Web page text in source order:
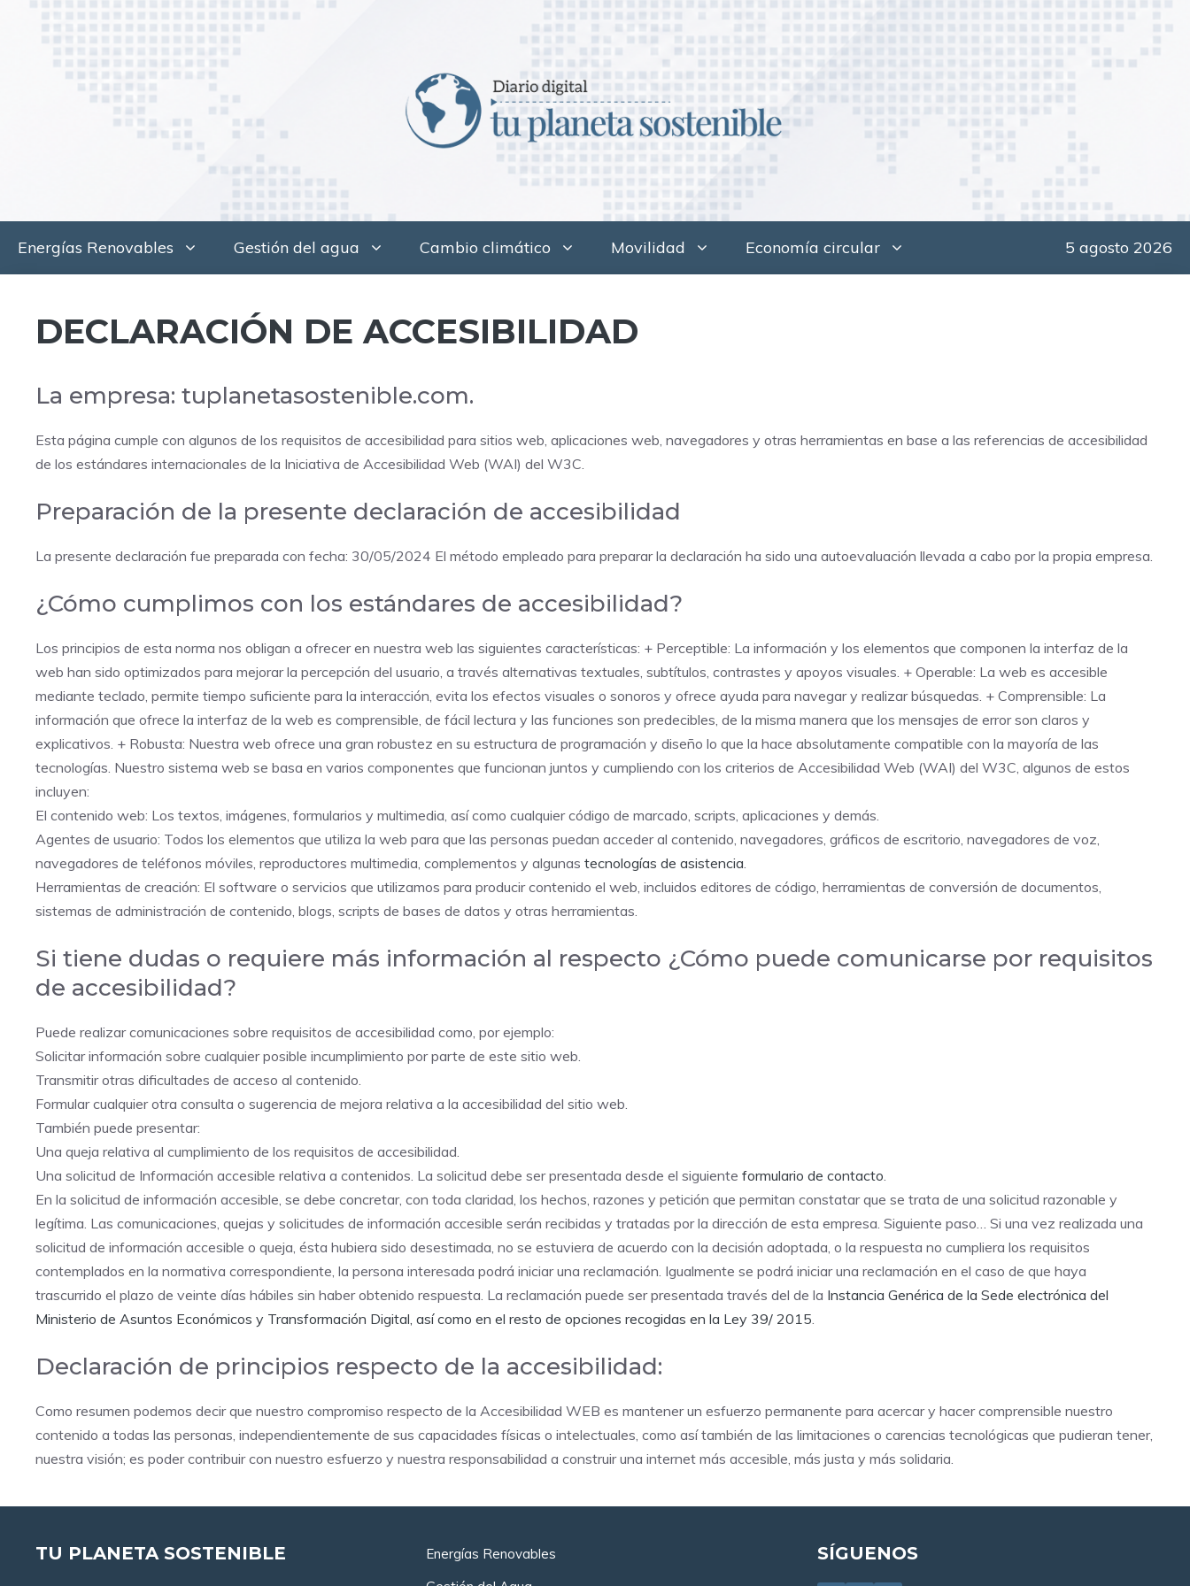
contenido
Energías Renovables Gestión del agua Cambio climático Movilidad Economía circular 5 agosto 2026
DECLARACIÓN DE ACCESIBILIDAD
La empresa: tuplanetasostenible.com.
Esta página cumple con algunos de los requisitos de accesibilidad para sitios web, aplicaciones web, navegadores y otras herramientas en base a las referencias de accesibilidad
de los estándares internacionales de la Iniciativa de Accesibilidad Web (WAI) del W3C.
Preparación de la presente declaración de accesibilidad
La presente declaración fue preparada con fecha: 30/05/2024 El método empleado para preparar la declaración ha sido una autoevaluación llevada a cabo por la propia empresa.
¿Cómo cumplimos con los estándares de accesibilidad?
Los principios de esta norma nos obligan a ofrecer en nuestra web las siguientes características: + Perceptible: La información y los elementos que componen la interfaz de la
web han sido optimizados para mejorar la percepción del usuario, a través alternativas textuales, subtítulos, contrastes y apoyos visuales. + Operable: La web es accesible
mediante teclado, permite tiempo suficiente para la interacción, evita los efectos visuales o sonoros y ofrece ayuda para navegar y realizar búsquedas. + Comprensible: La
información que ofrece la interfaz de la web es comprensible, de fácil lectura y las funciones son predecibles, de la misma manera que los mensajes de error son claros y
explicativos. + Robusta: Nuestra web ofrece una gran robustez en su estructura de programación y diseño lo que la hace absolutamente compatible con la mayoría de las
tecnologías. Nuestro sistema web se basa en varios componentes que funcionan juntos y cumpliendo con los criterios de Accesibilidad Web (WAI) del W3C, algunos de estos
incluyen:
El contenido web: Los textos, imágenes, formularios y multimedia, así como cualquier código de marcado, scripts, aplicaciones y demás.
Agentes de usuario: Todos los elementos que utiliza la web para que las personas puedan acceder al contenido, navegadores, gráficos de escritorio, navegadores de voz,
navegadores de teléfonos móviles, reproductores multimedia, complementos y algunas tecnologías de asistencia.
Herramientas de creación: El software o servicios que utilizamos para producir contenido el web, incluidos editores de código, herramientas de conversión de documentos,
sistemas de administración de contenido, blogs, scripts de bases de datos y otras herramientas.
Si tiene dudas o requiere más información al respecto ¿Cómo puede comunicarse por requisitos
de accesibilidad?
Puede realizar comunicaciones sobre requisitos de accesibilidad como, por ejemplo:
Solicitar información sobre cualquier posible incumplimiento por parte de este sitio web.
Transmitir otras dificultades de acceso al contenido.
Formular cualquier otra consulta o sugerencia de mejora relativa a la accesibilidad del sitio web.
También puede presentar:
Una queja relativa al cumplimiento de los requisitos de accesibilidad.
Una solicitud de Información accesible relativa a contenidos. La solicitud debe ser presentada desde el siguiente formulario de contacto.
En la solicitud de información accesible, se debe concretar, con toda claridad, los hechos, razones y petición que permitan constatar que se trata de una solicitud razonable y
legítima. Las comunicaciones, quejas y solicitudes de información accesible serán recibidas y tratadas por la dirección de esta empresa. Siguiente paso… Si una vez realizada una
solicitud de información accesible o queja, ésta hubiera sido desestimada, no se estuviera de acuerdo con la decisión adoptada, o la respuesta no cumpliera los requisitos
contemplados en la normativa correspondiente, la persona interesada podrá iniciar una reclamación. Igualmente se podrá iniciar una reclamación en el caso de que haya
trascurrido el plazo de veinte días hábiles sin haber obtenido respuesta. La reclamación puede ser presentada través del de la Instancia Genérica de la Sede electrónica del
Ministerio de Asuntos Económicos y Transformación Digital, así como en el resto de opciones recogidas en la Ley 39/ 2015.
Declaración de principios respecto de la accesibilidad:
Como resumen podemos decir que nuestro compromiso respecto de la Accesibilidad WEB es mantener un esfuerzo permanente para acercar y hacer comprensible nuestro
contenido a todas las personas, independientemente de sus capacidades físicas o intelectuales, como así también de las limitaciones o carencias tecnológicas que pudieran tener,
nuestra visión; es poder contribuir con nuestro esfuerzo y nuestra responsabilidad a construir una internet más accesible, más justa y más solidaria.
TU PLANETA SOSTENIBLE
Energías Renovables
SÍGUENOS